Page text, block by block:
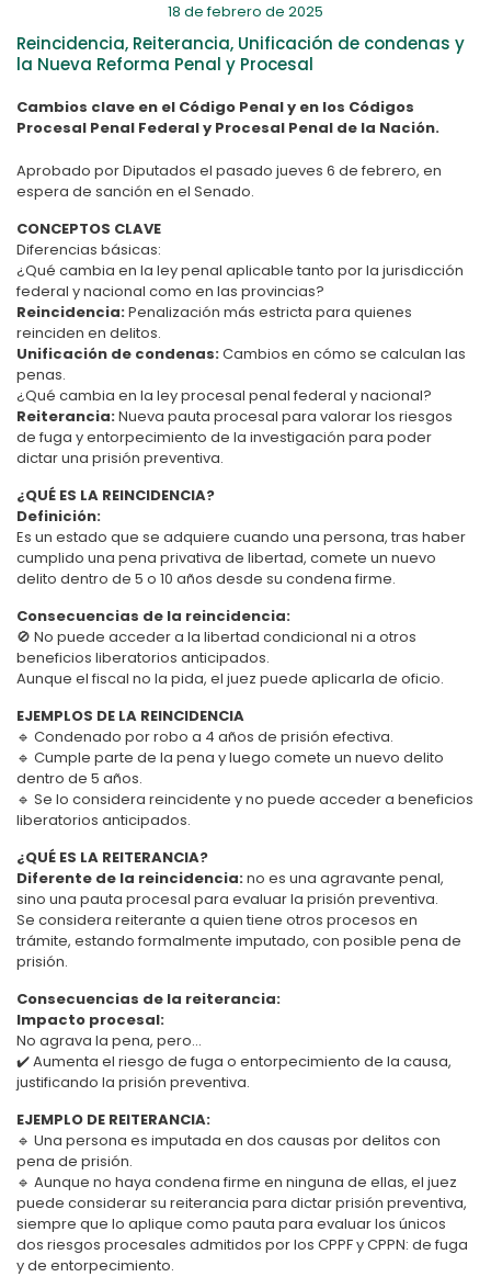
18 de febrero de 2025
Reincidencia, Reiterancia, Unificación de condenas y
la Nueva Reforma Penal y Procesal
Cambios clave en el Código Penal y en los Códigos
Procesal Penal Federal y Procesal Penal de la Nación.
Aprobado por Diputados el pasado jueves 6 de febrero, en
espera de sanción en el Senado.
CONCEPTOS CLAVE
Diferencias básicas:
¿Qué cambia en la ley penal aplicable tanto por la jurisdicción
federal y nacional como en las provincias?
Reincidencia:Penalización más estricta para quienes
reinciden en delitos.
Unificación de condenas:Cambios en cómo se calculan las
penas.
¿Qué cambia en la ley procesal penal federal y nacional?
Reiterancia:Nueva pauta procesal para valorar los riesgos
de fuga y entorpecimiento de la investigación para poder
dictar una prisión preventiva.
¿QUÉ ES LA REINCIDENCIA?
Definición:
Es un estado que se adquiere cuando una persona, tras haber
cumplido una pena privativa de libertad, comete un nuevo
delito dentro de 5 o 10 años desde su condena firme.
Consecuencias de la reincidencia:
🚫 No puede acceder a la libertad condicional ni a otros
beneficios liberatorios anticipados.
Aunque el fiscal no la pida, el juez puede aplicarla de oficio.
EJEMPLOS DE LA REINCIDENCIA
🔹 Condenado por robo a 4 años de prisión efectiva.
🔹 Cumple parte de la pena y luego comete un nuevo delito
dentro de 5 años.
🔹 Se lo considera reincidente y no puede acceder a beneficios
liberatorios anticipados.
¿QUÉ ES LA REITERANCIA?
Diferente de la reincidencia:no es una agravante penal,
sino una pauta procesal para evaluar la prisión preventiva.
Se considera reiterante a quien tiene otros procesos en
trámite, estando formalmente imputado, con posible pena de
prisión.
Consecuencias de la reiterancia:
Impacto procesal:
No agrava la pena, pero…
✔️ Aumenta el riesgo de fuga o entorpecimiento de la causa,
justificando la prisión preventiva.
EJEMPLO DE REITERANCIA:
🔹 Una persona es imputada en dos causas por delitos con
pena de prisión.
🔹 Aunque no haya condena firme en ninguna de ellas, el juez
puede considerar su reiterancia para dictar prisión preventiva,
siempre que lo aplique como pauta para evaluar los únicos
dos riesgos procesales admitidos por los CPPF y CPPN: de fuga
y de entorpecimiento.